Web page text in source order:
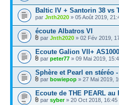
Baltic IV + Santorin 38 vs
par Jnth2020 » 05 Août 2019,
écoute Albatros VI
par Jnth2020 » 02 Fév 2019,
Ecoute Galion VII+
par peter77 » 09 Mai 2019,
Sphère et Pearl en stéréo
par bowiepop » 27 Mai 2019,
Ecoute de THE PEARL
par syber» 20 Oct 2018, 16:45